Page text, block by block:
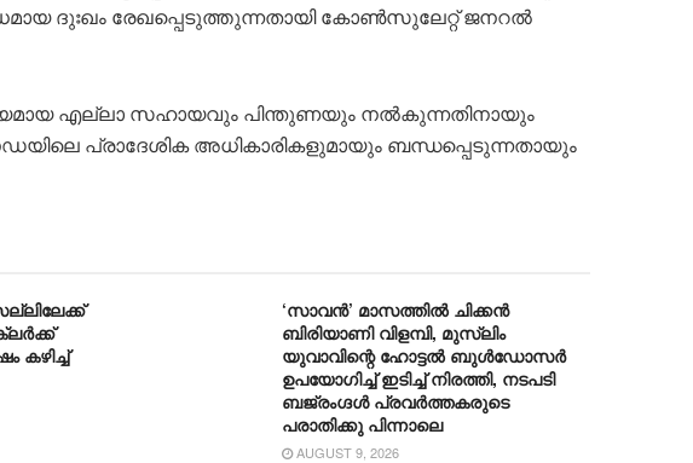
ദുഃഖം രേഖപ്പെടുത്തുന്നതായി കോൺസുലേറ്റ് ജനറൽ
എല്ലാ സഹായവും പിന്തുണയും നൽകുന്നതിനായും
പ്രാദേശിക അധികാരികളുമായും ബന്ധപ്പെടുന്നതായും
കഴിച്ച്
‘സാവന്‍’ മാസത്തില്‍ ചിക്കന്‍
ബിരിയാണി വിളമ്പി, മുസ്ലിം
യുവാവിന്റെ ഹോട്ടല്‍ ബുൾഡോസർ
ഉപയോഗിച്ച് ഇടിച്ച് നിരത്തി, നടപടി
ബജ്‌രംഗ്ദള്‍ പ്രവര്‍ത്തകരുടെ
പരാതിക്കു പിന്നാലെ
AUGUST 9, 2026